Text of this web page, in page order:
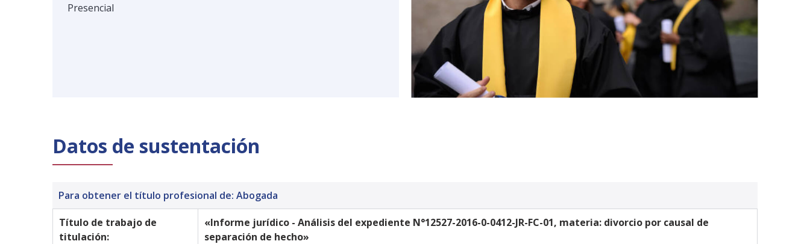
Presencial
Datos de sustentación
Para obtener el título profesional de: Abogada
Título de trabajo de
titulación:
«Informe jurídico - Análisis del expediente N°12527-2016-0-0412-JR-FC-01, materia: divorcio por causal de
separación de hecho»